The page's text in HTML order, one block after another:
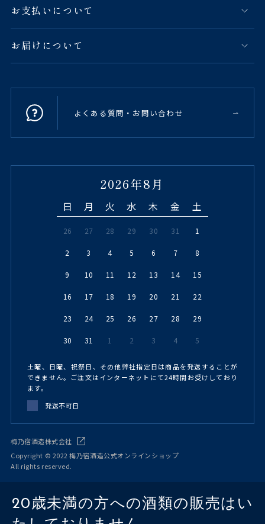
お支払いについて
お届けについて
よくある質問・お問い合わせ
2026年8月
日 月 火 水 木 金 土
26 27 28 29 30 31 1
2 3 4 5 6 7 8
9 10 11 12 13 14 15
16 17 18 19 20 21 22
23 24 25 26 27 28 29
30 31 1 2 3 4 5
土曜、日曜、祝祭日、その他弊社指定日は商品を発送することが
できません。ご注文はインターネットにて24時間お受けしており
ます。
発送不可日
梅乃宿酒造株式会社
Copyright © 2022 梅乃宿酒造公式オンラインショップ
All rights reserved.
20歳未満の方への酒類の販売はい